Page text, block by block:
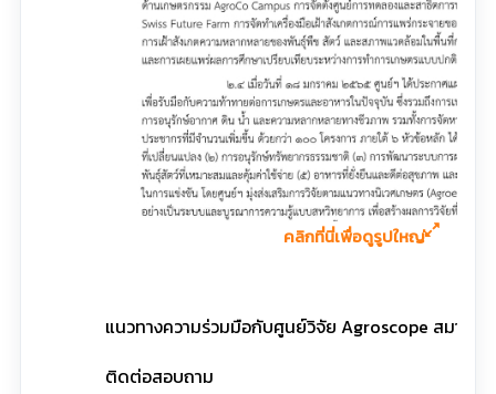
คลิกที่นี่เพื่อดูรูปใหญ่
แนวทางความร่วมมือกับศูนย์วิจัย Agroscope สมาพัน
ติดต่อสอบถาม